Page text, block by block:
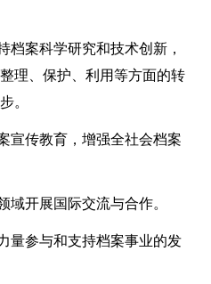
案科学研究和技术创新，
理、保护、利用等方面的转
。
宣传教育，增强全社会档案
域开展国际交流与合作。
量参与和支持档案事业的发